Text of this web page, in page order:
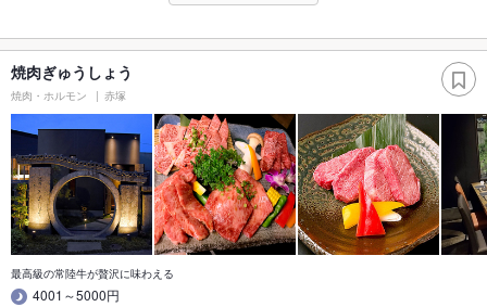
焼肉ぎゅうしょう
焼肉・ホルモン 赤塚
最高級の常陸牛が贅沢に味わえる
4001～5000円